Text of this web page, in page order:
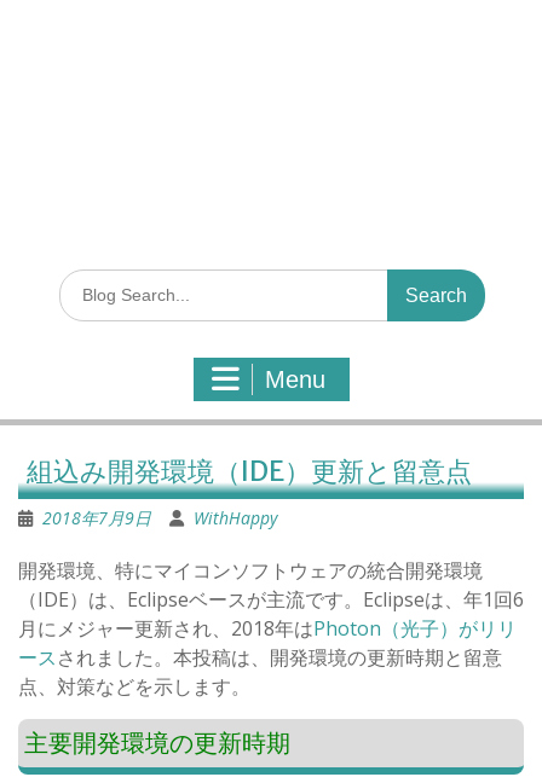
S
e
o
r
:
Menu
組込み開発環境（IDE）更新と留意点
2018年7月9日 WithHappy
開発環境、特にマイコンソフトウェアの統合開発環境
（IDE）は、Eclipseベースが主流です。Eclipseは、年1回6
月にメジャー更新され、2018年はPhoton（光子）がリリ
ースされました。本投稿は、開発環境の更新時期と留意
点、対策などを示します。
主要開発環境の更新時期